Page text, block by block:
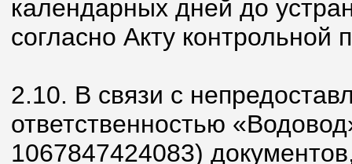
календарных дней до
согласно Акту контрольной
2.10. В связи с
ответственностью
1067847424083)